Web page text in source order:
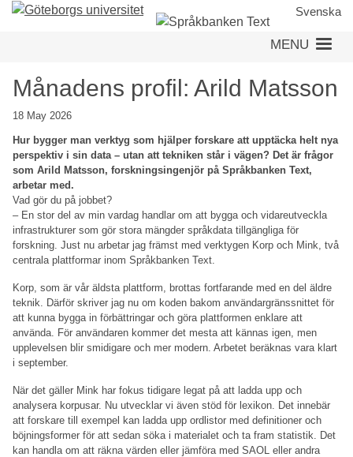
Skip
Svenska
MENU
Månadens profil: Arild Matsson
18 May 2026
Hur bygger man verktyg som hjälper forskare att upptäcka helt nya
perspektiv i sin data – utan att tekniken står i vägen? Det är frågor
som Arild Matsson, forskningsingenjör på Språkbanken Text,
arbetar med.
Vad gör du på jobbet?
– En stor del av min vardag handlar om att bygga och vidareutveckla
infrastrukturer som gör stora mängder språkdata tillgängliga för
forskning. Just nu arbetar jag främst med verktygen Korp och Mink, två
centrala plattformar inom Språkbanken Text.
Korp, som är vår äldsta plattform, brottas fortfarande med en del äldre
teknik. Därför skriver jag nu om koden bakom användargränssnittet för
att kunna bygga in förbättringar och göra plattformen enklare att
använda. För användaren kommer det mesta att kännas igen, men
upplevelsen blir smidigare och mer modern. Arbetet beräknas vara klart
i september.
När det gäller Mink har fokus tidigare legat på att ladda upp och
analysera korpusar. Nu utvecklar vi även stöd för lexikon. Det innebär
att forskare till exempel kan ladda upp ordlistor med definitioner och
böjningsformer för att sedan söka i materialet och ta fram statistik. Det
kan handla om att räkna värden eller jämföra med SAOL eller andra